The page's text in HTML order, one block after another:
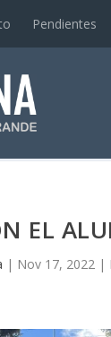
Pendientes
EL
| Nov 17, 2022 |